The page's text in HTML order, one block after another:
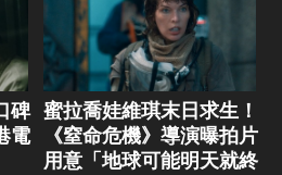
碑
電
蜜拉喬娃維琪末日求生！
《窒命危機》導演曝拍片
用意「地球可能明天就終